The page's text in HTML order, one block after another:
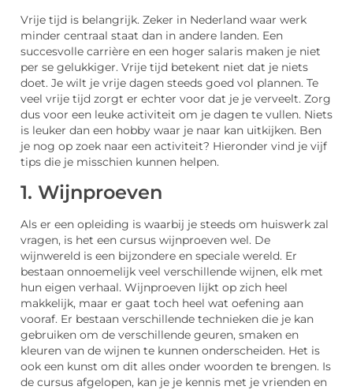
Vrije tijd is belangrijk. Zeker in Nederland waar werk
minder centraal staat dan in andere landen. Een
succesvolle carrière en een hoger salaris maken je niet
per se gelukkiger. Vrije tijd betekent niet dat je niets
doet. Je wilt je vrije dagen steeds goed vol plannen. Te
veel vrije tijd zorgt er echter voor dat je je verveelt. Zorg
dus voor een leuke activiteit om je dagen te vullen. Niets
is leuker dan een hobby waar je naar kan uitkijken. Ben
je nog op zoek naar een activiteit? Hieronder vind je vijf
tips die je misschien kunnen helpen.
1. Wijnproeven
Als er een opleiding is waarbij je steeds om huiswerk zal
vragen, is het een cursus wijnproeven wel. De
wijnwereld is een bijzondere en speciale wereld. Er
bestaan onnoemelijk veel verschillende wijnen, elk met
hun eigen verhaal. Wijnproeven lijkt op zich heel
makkelijk, maar er gaat toch heel wat oefening aan
vooraf. Er bestaan verschillende technieken die je kan
gebruiken om de verschillende geuren, smaken en
kleuren van de wijnen te kunnen onderscheiden. Het is
ook een kunst om dit alles onder woorden te brengen. Is
de cursus afgelopen, kan je je kennis met je vrienden en